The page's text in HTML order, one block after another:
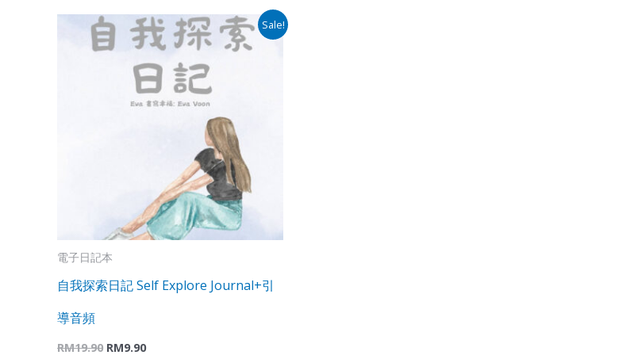
Sale!
電子日記本
自我探索日記 Self Explore Journal+引
導音頻
RM19.90
Original
price
was:
RM19.90.
RM9.90
Current
price
is:
RM9.90.